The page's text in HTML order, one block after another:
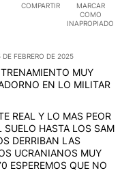
COMPARTIR
MARCAR
COMO
INAPROPIADO
DE FEBRERO DE 2025
MUY
EN LO MILITAR
REAL Y LO MAS PEOR
SUELO HASTA LOS SAM
DERRIBAN LAS
UCRANIANOS MUY
ESPEREMOS QUE NO